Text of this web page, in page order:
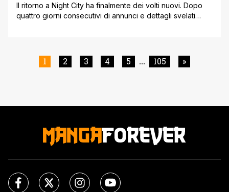
Il ritorno a Night City ha finalmente dei volti nuovi. Dopo
quattro giorni consecutivi di annunci e dettagli svelati
prossimi dieci episodi è fissato su Netflix per l'autunno
del 2026, [']
1 2 3 4 5 ... 105 »